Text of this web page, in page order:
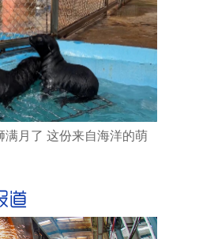
满月了 这份来自海洋的萌